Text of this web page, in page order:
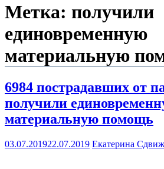
Метка: получили
единовременную
материальную
6984 пострадавших от
получили
материальную помощь
03.07.201922.07.2019 Екатерина